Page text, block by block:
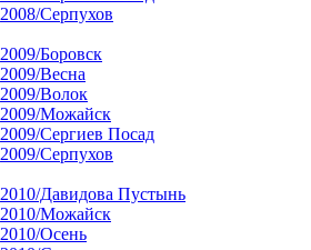
2008/Серпухов
2009/Боровск
2009/Весна
2009/Волок
2009/Можайск
2009/Сергиев Посад
2009/Серпухов
2010/Давидова Пустынь
2010/Можайск
2010/Осень